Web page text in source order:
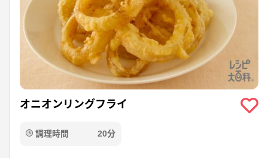
オニオンリングフライ
調理時間 20分